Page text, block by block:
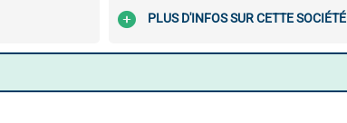
PLUS D'INFOS SUR CETTE SOCIÉTÉ